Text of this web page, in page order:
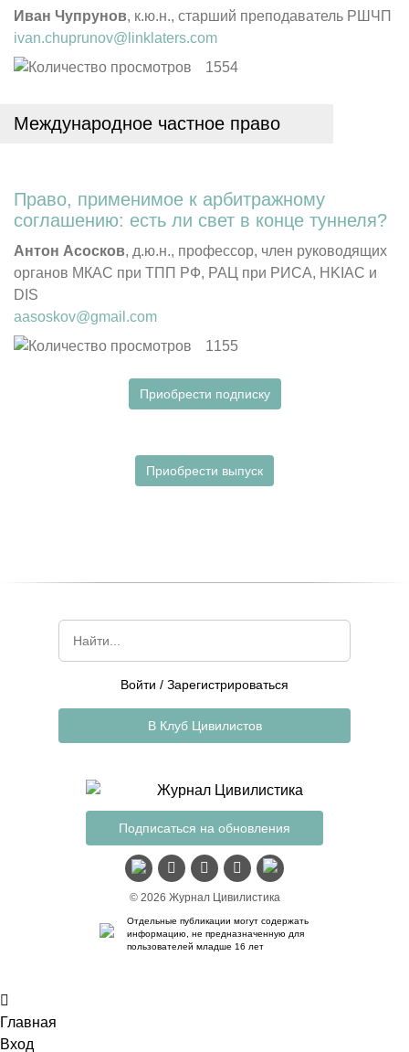
Иван Чупрунов, к.ю.н., старший преподаватель РШЧП
ivan.chuprunov@linklaters.com
1554
Международное частное право
Право, применимое к арбитражному
соглашению: есть ли свет в конце туннеля?
Антон Асосков, д.ю.н., профессор, член руководящих
органов МКАС при ТПП РФ, РАЦ при РИСА, HKIAC и
DIS
aasoskov@gmail.com
1155
Приобрести подписку
Приобрести выпуск
Подписаться на обновления
© 2026 Журнал Цивилистика
Отдельные публикации могут содержать
информацию, не предназначенную для
пользователей младше 16 лет
Войти / Зарегистрироваться
В Клуб Цивилистов
Главная
Вход